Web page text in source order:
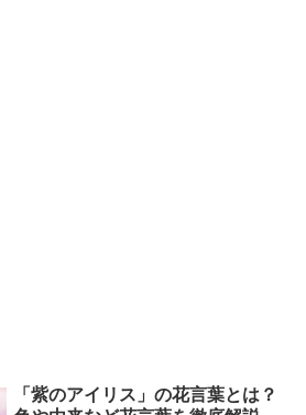
「紫のアイリス」の花言葉とは？